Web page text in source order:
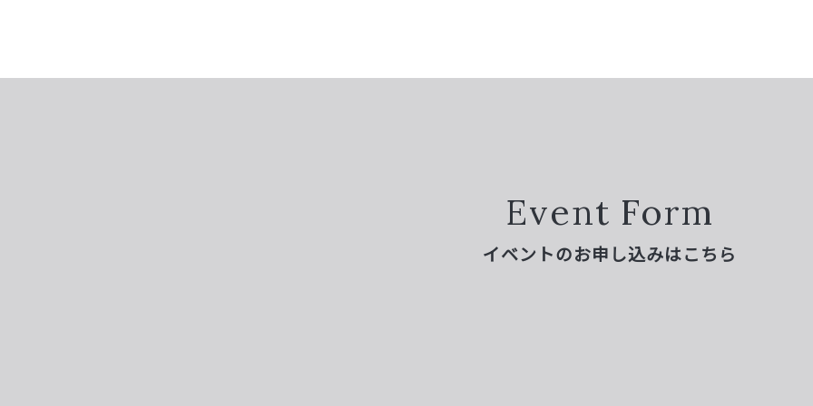
Event Form
イベントのお申し込みはこちら